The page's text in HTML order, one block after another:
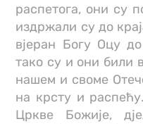
распетога, они су
издржали су до
вјеран Богу Оцу
тако су и они били
нашем и своме
на крсту и
Цркве Божије,